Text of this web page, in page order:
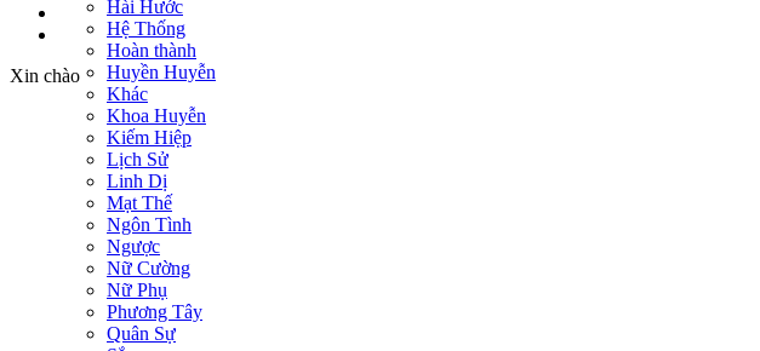
Đăng nhập
Đăng ký
Xin chào
Hài Hước
Hệ Thống
Hoàn thành
Huyền Huyễn
Khác
Khoa Huyễn
Kiếm Hiệp
Lịch Sử
Linh Dị
Mạt Thế
Ngôn Tình
Ngược
Nữ Cường
Nữ Phụ
Phương Tây
Quân Sự